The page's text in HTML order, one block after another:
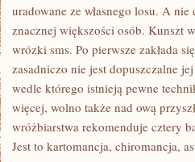
uradowane ze własnego losu. A
znacznej większości osób. Kunszt
wrózki sms. Po pierwsze zakłada
zasadniczo nie jest dopuszczalne
wedle którego istnieją pewne
więcej, wolno także nad ową
wróżbiarstwa rekomenduje cztery
Jest to kartomancja, chiromancja,